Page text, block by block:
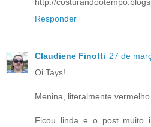
Responder
Claudiene Finotti 27 de
Oi Tays!
Menina, literalmente
Ficou linda e o post muito